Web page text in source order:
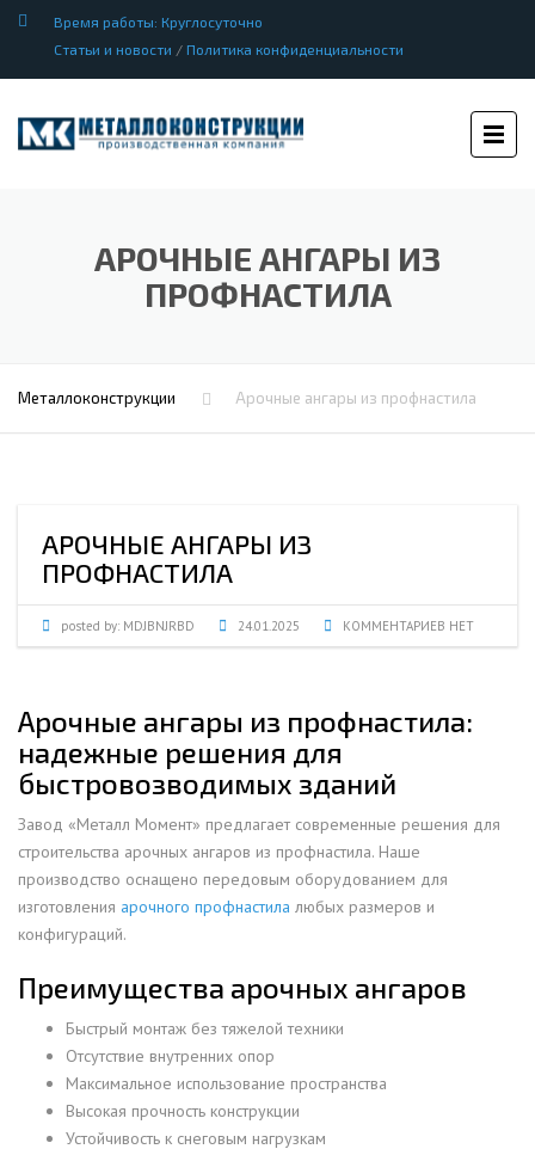
Время работы: Круглосуточно
Статьи и новости / Политика конфиденциальности
АРОЧНЫЕ АНГАРЫ ИЗ
ПРОФНАСТИЛА
Металлоконструкции Арочные ангары из профнастила
АРОЧНЫЕ АНГАРЫ ИЗ
ПРОФНАСТИЛА
posted by: MDJBNJRBD 24.01.2025 КОММЕНТАРИЕВ НЕТ
Арочные ангары из профнастила:
надежные решения для
быстровозводимых зданий
Завод «Металл Момент» предлагает современные решения для
строительства арочных ангаров из профнастила. Наше
производство оснащено передовым оборудованием для
изготовления арочного профнастила любых размеров и
конфигураций.
Преимущества арочных ангаров
Быстрый монтаж без тяжелой техники
Отсутствие внутренних опор
Максимальное использование пространства
Высокая прочность конструкции
Устойчивость к снеговым нагрузкам